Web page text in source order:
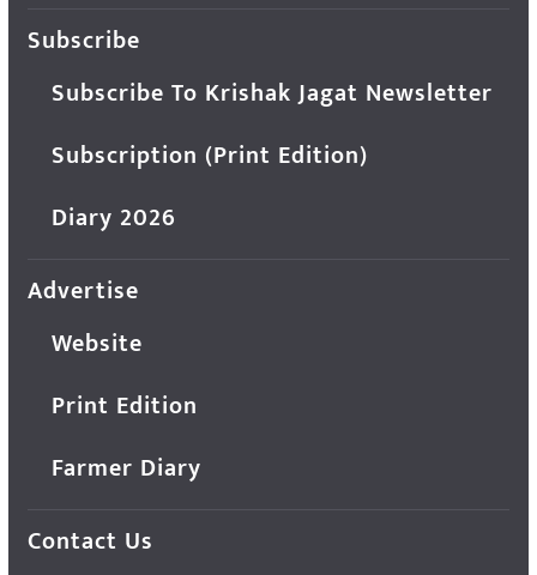
Subscribe
Subscribe To Krishak Jagat Newsletter
Subscription (Print Edition)
Diary 2026
Advertise
Website
Print Edition
Farmer Diary
Contact Us